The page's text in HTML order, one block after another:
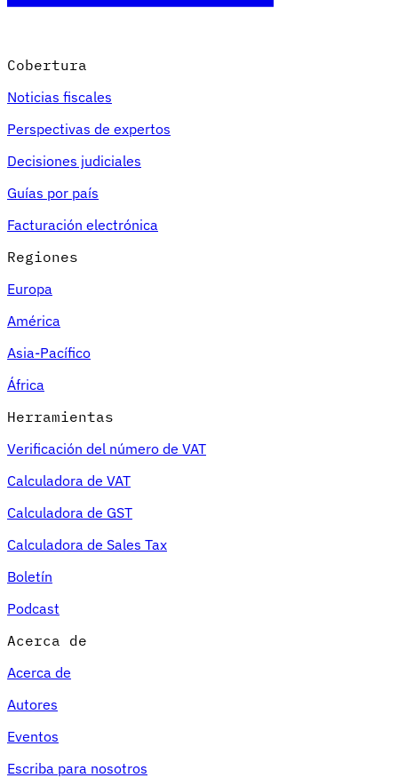
Cobertura
Noticias fiscales
Perspectivas de expertos
Decisiones judiciales
Guías por país
Facturación electrónica
Regiones
Europa
América
Asia-Pacífico
África
Herramientas
Verificación del número de VAT
Calculadora de VAT
Calculadora de GST
Calculadora de Sales Tax
Boletín
Podcast
Acerca de
Acerca de
Autores
Eventos
Escriba para nosotros